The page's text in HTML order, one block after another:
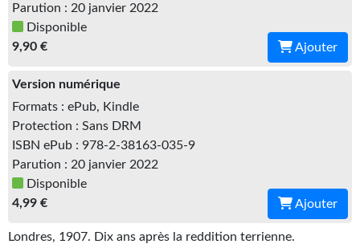
Yellow Submarine
NUMÉRIQUE
Romans et recueils
Une Heure-Lumière
Nouvelles
Bifrost
Parution : 20 janvier 2022
Disponible
9,90 €
Ajouter
Version numérique
Formats : ePub, Kindle
Protection : Sans DRM
ISBN ePub : 978-2-38163-035-9
Parution : 20 janvier 2022
Disponible
4,99 €
Ajouter
Londres, 1907. Dix ans après la reddition terrienne.